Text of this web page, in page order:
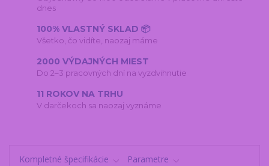
dnes
100% VLASTNÝ SKLAD 📦
Všetko, čo vidíte, naozaj máme
2000 VÝDAJNÝCH MIEST
Do 2–3 pracovných dní na vyzdvihnutie
11 ROKOV NA TRHU
V darčekoch sa naozaj vyznáme
Kompletné špecifikácie
Parametre